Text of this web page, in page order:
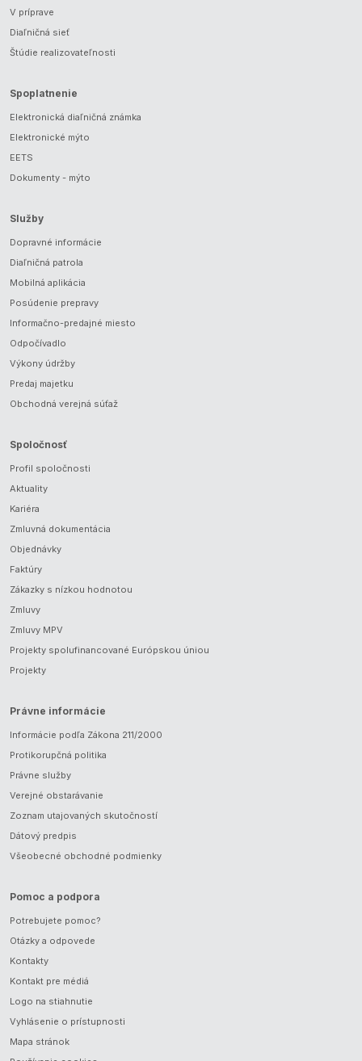
V príprave
Diaľničná sieť
Štúdie realizovateľnosti
Spoplatnenie
Elektronická diaľničná známka
Elektronické mýto
EETS
Dokumenty - mýto
Služby
Dopravné informácie
Diaľničná patrola
Mobilná aplikácia
Posúdenie prepravy
Informačno-predajné miesto
Odpočívadlo
Výkony údržby
Predaj majetku
Obchodná verejná súťaž
Spoločnosť
Profil spoločnosti
Aktuality
Kariéra
Zmluvná dokumentácia
Objednávky
Faktúry
Zákazky s nízkou hodnotou
Zmluvy
Zmluvy MPV
Projekty spolufinancované Európskou úniou
Projekty
Právne informácie
Informácie podľa Zákona 211/2000
Protikorupčná politika
Právne služby
Verejné obstarávanie
Zoznam utajovaných skutočností
Dátový predpis
Všeobecné obchodné podmienky
Pomoc a podpora
Potrebujete pomoc?
Otázky a odpovede
Kontakty
Kontakt pre médiá
Logo na stiahnutie
Vyhlásenie o prístupnosti
Mapa stránok